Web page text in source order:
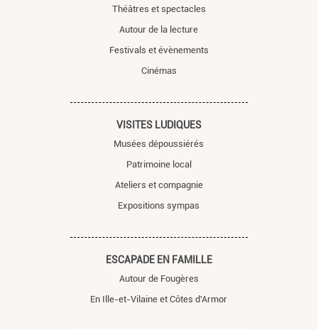
Théâtres et spectacles
Autour de la lecture
Festivals et évènements
Cinémas
VISITES LUDIQUES
Musées dépoussiérés
Patrimoine local
Ateliers et compagnie
Expositions sympas
ESCAPADE EN FAMILLE
Autour de Fougères
En Ille-et-Vilaine et Côtes d'Armor